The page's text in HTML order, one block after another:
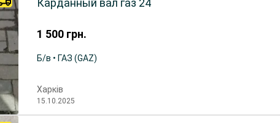
1 500 грн.
Карданный вал газ 24
Б/в • ГАЗ (GAZ)
Харків
15.10.2025